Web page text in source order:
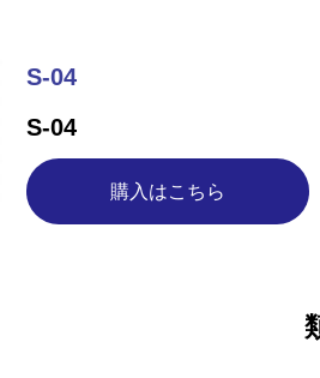
S-04
S-04
購入はこちら